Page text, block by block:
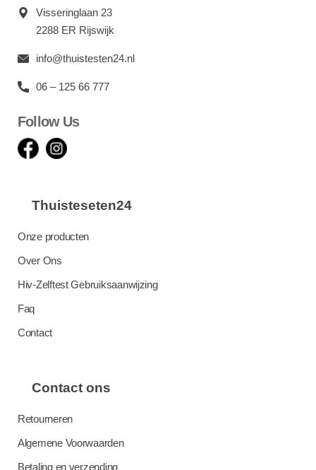
Visseringlaan 23
2288 ER Rijswijk
info@thuistesten24.nl
06 – 125 66 777
Follow Us
Thuisteseten24
Onze producten
Over Ons
Hiv-Zelftest Gebruiksaanwijzing
Faq
Contact
Contact ons
Retourneren
Algemene Voorwaarden
Betaling en verzending